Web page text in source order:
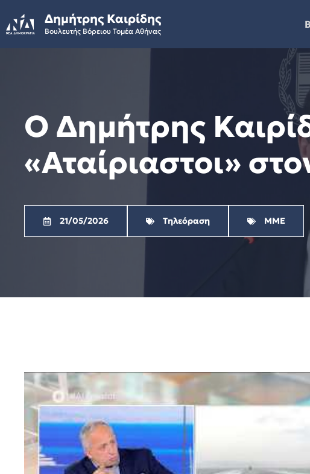
to
content
Δημήτρης Καιρίδης
Βουλευτής Βόρειου Τομέα Αθήνας
Ο Δημήτρης
«Αταίριαστοι»
21/05/2026 Τηλεόραση ΜΜΕ